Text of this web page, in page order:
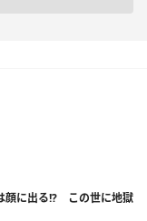
顔に出る!? この世に地獄